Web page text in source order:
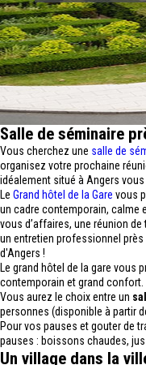
Salle de séminaire
Vous cherchez une salle de
organisez votre prochaine
idéalement situé à Angers
Le Grand hôtel de la Gare vous
un cadre contemporain, calme
vous d’affaires, une réunion
un entretien professionnel près
d'Angers !
Le grand hôtel de la gare vous
contemporain et grand confort.
Vous aurez le choix entre un
personnes (disponible à partir
Pour vos pauses et gouter de
pauses : boissons chaudes,
Un village dans la